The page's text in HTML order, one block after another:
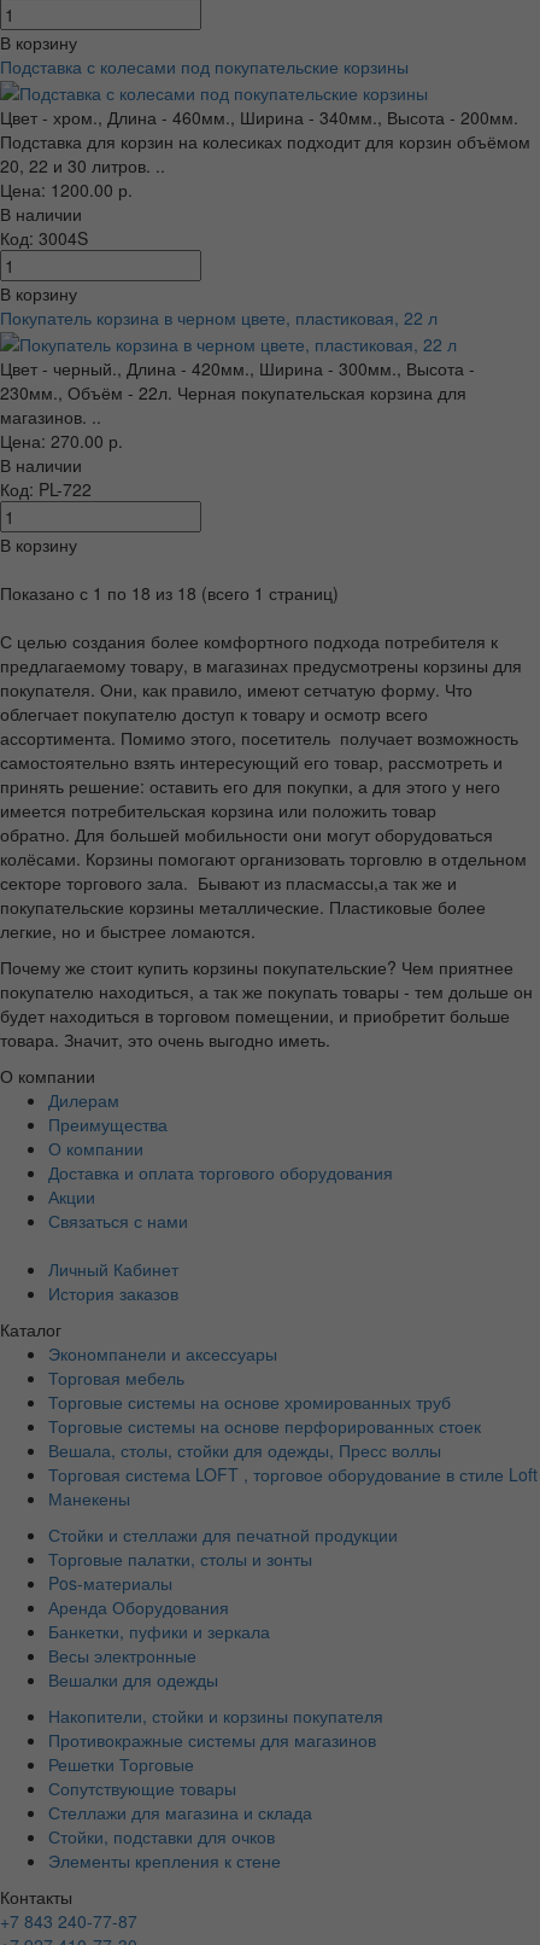
В корзину
Подставка с колесами под покупательские корзины
Цвет - хром., Длина - 460мм., Ширина - 340мм., Высота - 200мм.
Подставка для корзин на колесиках подходит для корзин объёмом
20, 22 и 30 литров. ..
Цена: 1200.00 р.
В наличии
Код: 3004S
В корзину
Покупатель корзина в черном цвете, пластиковая, 22 л
Цвет - черный., Длина - 420мм., Ширина - 300мм., Высота -
230мм., Объём - 22л. Черная покупательская корзина для
магазинов. ..
Цена: 270.00 р.
В наличии
Код: PL-722
В корзину
Показано с 1 по 18 из 18 (всего 1 страниц)
С целью создания более комфортного подхода потребителя к
предлагаемому товару, в магазинах предусмотрены корзины для
покупателя. Они, как правило, имеют сетчатую форму. Что
облегчает покупателю доступ к товару и осмотр всего
ассортимента. Помимо этого, посетитель получает возможность
самостоятельно взять интересующий его товар, рассмотреть и
принять решение: оставить его для покупки, а для этого у него
имеется потребительская корзина или положить товар
обратно. Для большей мобильности они могут оборудоваться
колёсами. Корзины помогают организовать торговлю в отдельном
секторе торгового зала. Бывают из пласмассы,а так же и
покупательские корзины металлические. Пластиковые более
легкие, но и быстрее ломаются.
Почему же стоит купить корзины покупательские? Чем приятнее
покупателю находиться, а так же покупать товары - тем дольше он
будет находиться в торговом помещении, и приобретит больше
товара. Значит, это очень выгодно иметь.
О компании
Дилерам
Преимущества
О компании
Доставка и оплата торгового оборудования
Акции
Связаться с нами
Личный Кабинет
История заказов
Каталог
Экономпанели и аксессуары
Торговая мебель
Торговые системы на основе хромированных труб
Торговые системы на основе перфорированных стоек
Вешала, столы, стойки для одежды, Пресс воллы
Торговая система LOFT , торговое оборудование в стиле Loft
Манекены
Стойки и стеллажи для печатной продукции
Торговые палатки, столы и зонты
Pos-материалы
Аренда Оборудования
Банкетки, пуфики и зеркала
Весы электронные
Вешалки для одежды
Накопители, стойки и корзины покупателя
Противокражные системы для магазинов
Решетки Торговые
Сопутствующие товары
Стеллажи для магазина и склада
Стойки, подставки для очков
Элементы крепления к стене
Контакты
+7 843 240-77-87